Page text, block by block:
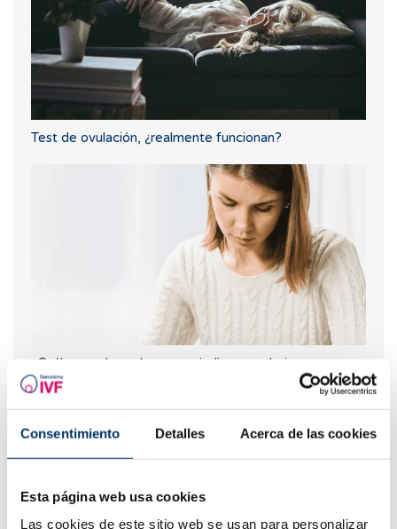
Consentimiento Detalles Acerca de las cookies
Esta página web usa cookies
Las cookies de este sitio web se usan para personalizar
Test de ovulación, ¿realmente funcionan?
¿Cuáles son los valores que indican una baja reserva
ovárica?